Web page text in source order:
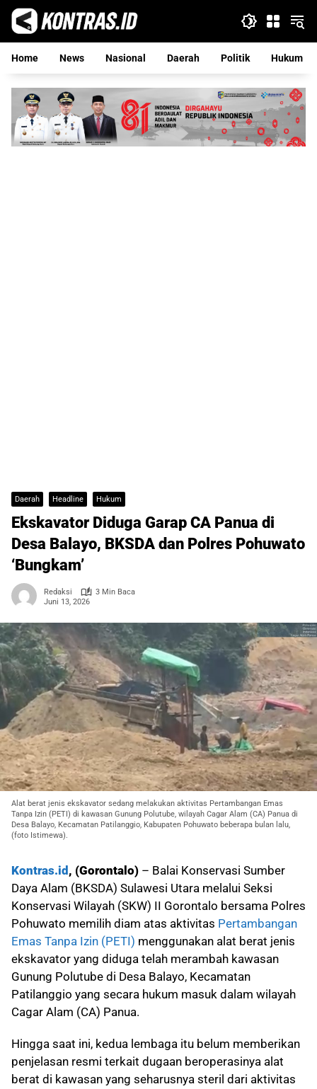
Langsung
konten
Home
News Nasional Daerah Politik Hukum
Daerah Headline Hukum
Ekskavator Diduga Garap CA Panua di
Desa Balayo, BKSDA dan Polres Pohuwato
‘Bungkam’
Redaksi
3 Min Baca
Juni 13, 2026
Alat berat jenis ekskavator sedang melakukan aktivitas Pertambangan Emas
Tanpa Izin (PETI) di kawasan Gunung Polutube, wilayah Cagar Alam (CA) Panua di
Desa Balayo, Kecamatan Patilanggio, Kabupaten Pohuwato beberapa bulan lalu,
(foto Istimewa).
Kontras.id , (Gorontalo) – Balai Konservasi Sumber
Daya Alam (BKSDA) Sulawesi Utara melalui Seksi
Konservasi Wilayah (SKW) II Gorontalo bersama Polres
Pohuwato memilih diam atas aktivitas Pertambangan
Emas Tanpa Izin (PETI) menggunakan alat berat jenis
ekskavator yang diduga telah merambah kawasan
Gunung Polutube di Desa Balayo, Kecamatan
Patilanggio yang secara hukum masuk dalam wilayah
Cagar Alam (CA) Panua.
Hingga saat ini, kedua lembaga itu belum memberikan
penjelasan resmi terkait dugaan beroperasinya alat
berat di kawasan yang seharusnya steril dari aktivitas